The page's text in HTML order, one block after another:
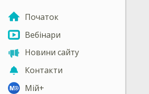
Початок
Вебінари
Новини сайту
Контакти
Мій+